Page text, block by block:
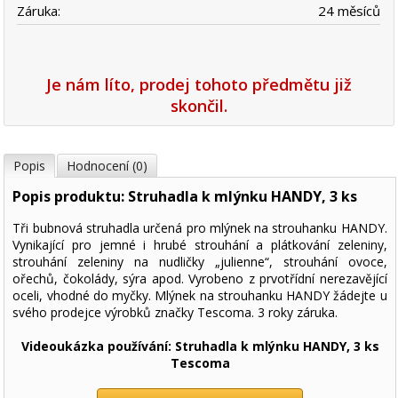
Záruka: 24 měsíců
Je nám líto, prodej tohoto předmětu již
skončil.
Popis Hodnocení (0)
Popis produktu: Struhadla k mlýnku HANDY, 3 ks
Tři bubnová struhadla určená pro mlýnek na strouhanku HANDY.
Vynikající pro jemné i hrubé strouhání a plátkování zeleniny,
strouhání zeleniny na nudličky „julienne“, strouhání ovoce,
ořechů, čokolády, sýra apod. Vyrobeno z prvotřídní nerezavějící
oceli, vhodné do myčky. Mlýnek na strouhanku HANDY žádejte u
svého prodejce výrobků značky Tescoma. 3 roky záruka.
Videoukázka používání: Struhadla k mlýnku HANDY, 3 ks
Tescoma